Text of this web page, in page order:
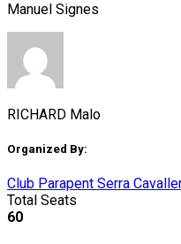
Manuel Signes
RICHARD Malo
Organized By:
Club Parapent Serra
Total Seats
60